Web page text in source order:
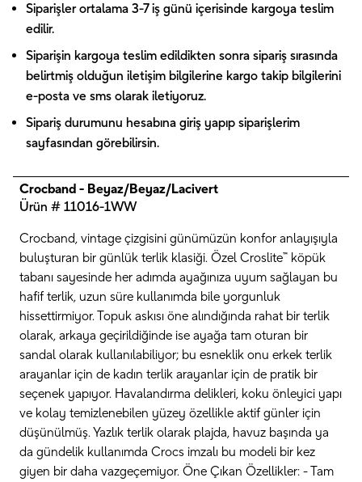
Siparişler ortalama 3-7 iş günü içerisinde kargoya teslim
edilir.
Siparişin kargoya teslim edildikten sonra sipariş sırasında
belirtmiş olduğun iletişim bilgilerine kargo takip bilgilerini
e-posta ve sms olarak iletiyoruz.
Sipariş durumunu hesabına giriş yapıp siparişlerim
sayfasından görebilirsin.
Crocband - Beyaz/Beyaz/Lacivert
Ürün # 11016-1WW
Crocband, vintage çizgisini günümüzün konfor anlayışıyla
buluşturan bir günlük terlik klasiği. Özel Croslite™ köpük
tabanı sayesinde her adımda ayağınıza uyum sağlayan bu
hafif terlik, uzun süre kullanımda bile yorgunluk
hissettirmiyor. Topuk askısı öne alındığında rahat bir terlik
olarak, arkaya geçirildiğinde ise ayağa tam oturan bir
sandal olarak kullanılabiliyor; bu esneklik onu erkek terlik
arayanlar için de kadın terlik arayanlar için de pratik bir
seçenek yapıyor. Havalandırma delikleri, koku önleyici yapı
ve kolay temizlenebilen yüzey özellikle aktif günler için
düşünülmüş. Yazlık terlik olarak plajda, havuz başında ya
da gündelik kullanımda Crocs imzalı bu modeli bir kez
giyen bir daha vazgeçemiyor. Öne Çıkan Özellikler: - Tam